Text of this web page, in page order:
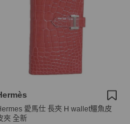
愛馬仕 長夾 H wallet鱷魚皮
夾 全新